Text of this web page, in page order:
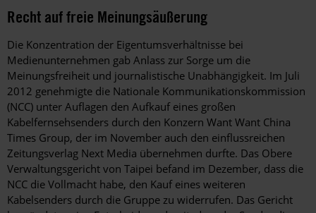
Recht auf freie Meinungsäußerung
Die Konzentration der Eigentumsverhältnisse bei
Medienunternehmen gab Anlass zur Sorge um die
Meinungsfreiheit und journalistische Unabhängigkeit. Im Juli
2012 genehmigte die Nationale Kommunikationskommission
(NCC) unter Auflagen den Aufkauf eines großen
Kabelfernsehsenders durch den Konzern Want Want China
Times Group, der im November auch den einflussreichen
Zeitungsverlag Next Media übernehmen durfte. Das Obere
Verwaltungsgericht von Taipei befand im Dezember, dass die
NCC die Vollmacht habe, den Kauf eines weiteren
Kabelsenders durch die Gruppe zu widerrufen. Das Gericht